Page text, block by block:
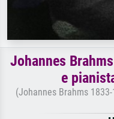
Johannes
e
(Johannes Brahms